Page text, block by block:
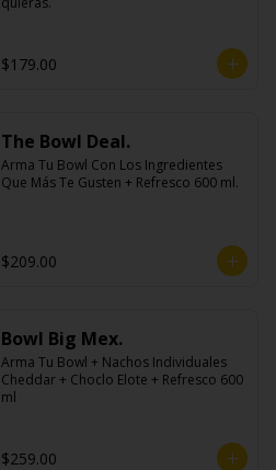
$179.00
The Bowl Deal.
Arma Tu Bowl Con Los Ingredientes
Que Más Te Gusten + Refresco 600 ml.
$209.00
Bowl Big Mex.
Arma Tu Bowl + Nachos Individuales
Cheddar + Choclo Elote + Refresco 600
ml
$259.00